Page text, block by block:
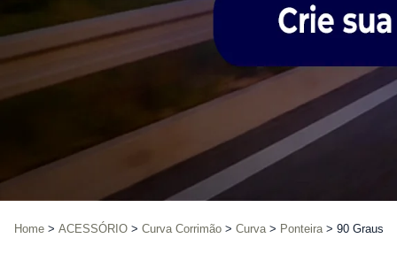
Home ACESSÓRIO Curva Corrimão Curva Ponteira 90 Graus